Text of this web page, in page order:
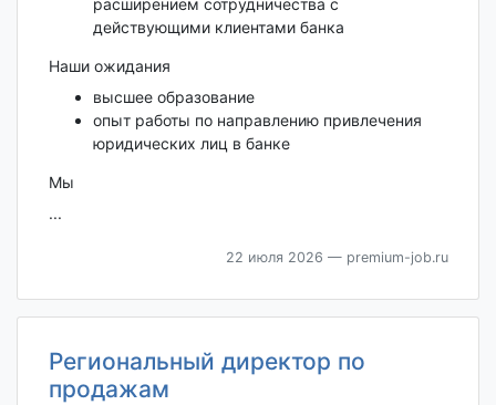
расширением сотрудничества с
действующими клиентами банка
Наши ожидания
высшее образование
опыт работы по направлению привлечения
юридических лиц в банке
Мы
...
22 июля 2026 — premium-job.ru
Региональный директор по
продажам